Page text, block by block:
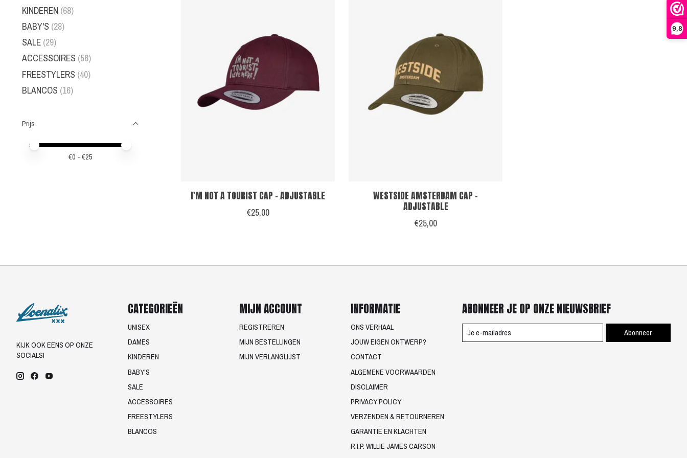
9,8
KINDEREN (68)
BABY'S (28)
SALE (29)
ACCESSOIRES (56)
FREESTYLERS (40)
BLANCOS (16)
Prijs
Minimale prijswaarde
Price maximum value
€0 - €25
I'M NOT A TOURIST CAP - ADJUSTABLE
€25,00
WESTSIDE AMSTERDAM CAP -
ADJUSTABLE
€25,00
KIJK OOK EENS OP ONZE
SOCIALS!
CATEGORIEËN
UNISEX
DAMES
KINDEREN
BABY'S
SALE
ACCESSOIRES
FREESTYLERS
BLANCOS
MIJN ACCOUNT
REGISTREREN
MIJN BESTELLINGEN
MIJN VERLANGLIJST
INFORMATIE
ONS VERHAAL
JOUW EIGEN ONTWERP?
CONTACT
ALGEMENE VOORWAARDEN
DISCLAIMER
PRIVACY POLICY
VERZENDEN & RETOURNEREN
GARANTIE EN KLACHTEN
R.I.P. WILLIE JAMES CARSON
ABONNEER JE OP ONZE NIEUWSBRIEF
Abonneer